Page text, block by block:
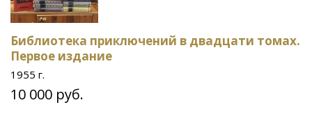
Библиотека приключений в двадцати томах.
Первое издание
1955 г.
10 000 руб.